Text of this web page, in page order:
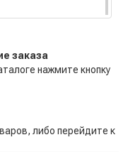
заказа
нажмите кнопку
либо перейдите к